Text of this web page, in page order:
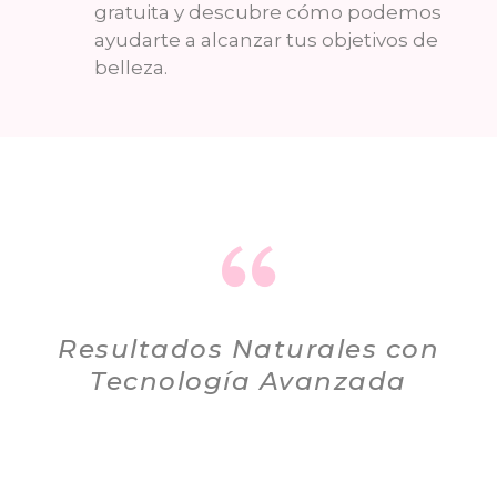
gratuita y descubre cómo podemos
ayudarte a alcanzar tus objetivos de
belleza.
Resultados Naturales con
Tecnología Avanzada